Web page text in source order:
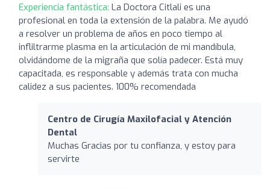
Experiencia fantástica: La Doctora Citlali es una
profesional en toda la extensión de la palabra. Me ayudó
a resolver un problema de años en poco tiempo al
infliltrarme plasma en la articulación de mi mandíbula,
olvidándome de la migraña que solía padecer. Está muy
capacitada, es responsable y además trata con mucha
calidez a sus pacientes. 100% recomendada
Centro de Cirugía Maxilofacial y Atención
Dental
Muchas Gracias por tu confianza, y estoy para
servirte